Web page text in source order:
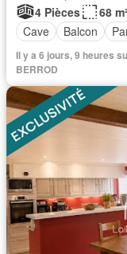
4 Pièces
68
Cave
Balcon
Il y a 6 jours, 9 heures
BERROD